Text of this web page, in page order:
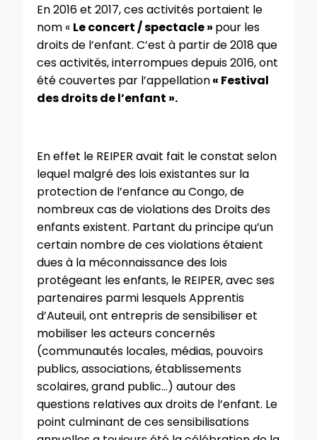
En 2016 et 2017, ces activités portaient le
nom « Le concert / spectacle » pour les
droits de l’enfant. C’est à partir de 2018 que
ces activités, interrompues depuis 2016, ont
été couvertes par l’appellation« Festival
des droits de l’enfant ».
En effet le REIPER avait fait le constat selon
lequel malgré des lois existantes sur la
protection de l’enfance au Congo, de
nombreux cas de violations des Droits des
enfants existent. Partant du principe qu’un
certain nombre de ces violations étaient
dues à la méconnaissance des lois
protégeant les enfants, le REIPER, avec ses
partenaires parmi lesquels Apprentis
d’Auteuil, ont entrepris de sensibiliser et
mobiliser les acteurs concernés
(communautés locales, médias, pouvoirs
publics, associations, établissements
scolaires, grand public…) autour des
questions relatives aux droits de l’enfant. Le
point culminant de ces sensibilisations